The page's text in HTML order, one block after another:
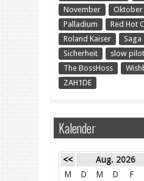
November
Oktober
Palladium
Red Hot
Roland Kaiser
Saga
Sicherheit
slow pilot
The BossHoss
ZAH1DE
Kalender
<< Aug. 2026
M
D M D F